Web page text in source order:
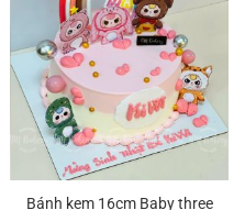
Bánh kem 16cm Baby three